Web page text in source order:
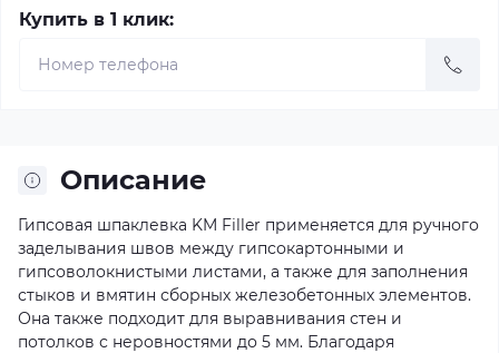
Купить в 1 клик:
Описание
Гипсовая шпаклевка KM Filler применяется для ручного
заделывания швов между гипсокартонными и
гипсоволокнистыми листами, а также для заполнения
стыков и вмятин сборных железобетонных элементов.
Она также подходит для выравнивания стен и
потолков с неровностями до 5 мм. Благодаря